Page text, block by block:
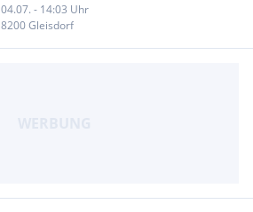
04.07. - 14:03 Uhr
8200 Gleisdorf